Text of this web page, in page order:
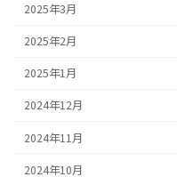
2025年3月
2025年2月
2025年1月
2024年12月
2024年11月
2024年10月